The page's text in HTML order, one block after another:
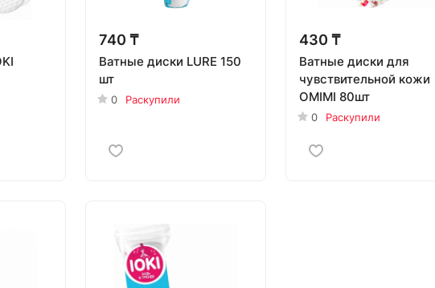
740 ₸
Ватные диски LURE 150
шт
0 Раскупили
430 ₸
Ватные диски для
чувствительной кожи
OMIMI 80шт
0 Раскупили